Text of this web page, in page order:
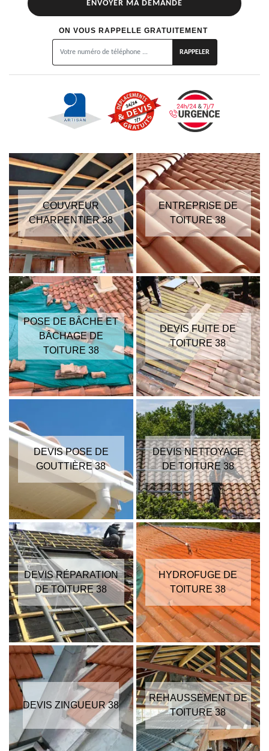
ON VOUS RAPPELLE GRATUITEMENT
COUVREUR
CHARPENTIER 38
ENTREPRISE DE
TOITURE 38
POSE DE BÂCHE ET
BÂCHAGE DE
TOITURE 38
DEVIS FUITE DE
TOITURE 38
DEVIS POSE DE
GOUTTIÈRE 38
DEVIS NETTOYAGE
DE TOITURE 38
DEVIS RÉPARATION
DE TOITURE 38
HYDROFUGE DE
TOITURE 38
DEVIS ZINGUEUR 38
REHAUSSEMENT DE
TOITURE 38